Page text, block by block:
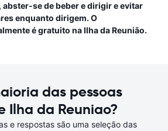
se de beber e dirigir e evitar
enquanto dirigem. O
é gratuito na Ilha da Reunião.
das pessoas
Ilha da Reuniao?
e respostas são uma seleção das